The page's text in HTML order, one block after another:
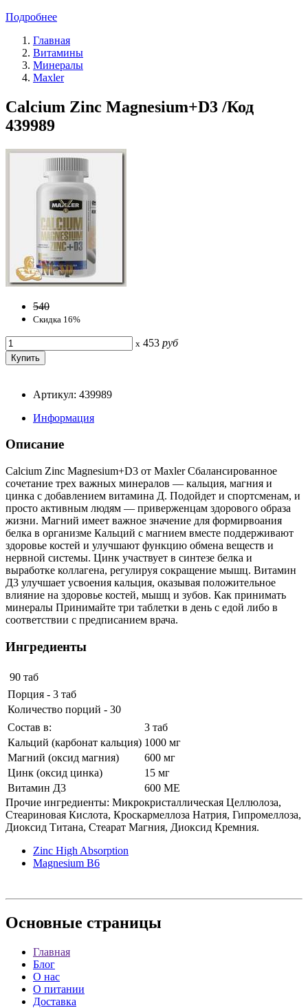
Подробнее
Главная
Витамины
Минералы
Maxler
Calcium Zinс Magnesium+D3 /Код
439989
540
Скидка 16%
x 453 руб
Артикул: 439989
Информация
Описание
Calcium Zinс Magnesium+D3 от Maxler Сбалансированное
сочетание трех важных минералов — кальция, магния и
цинка с добавлением витамина Д. Подойдет и спортсменам, и
просто активным людям — приверженцам здорового образа
жизни. Магний имеет важное значение для формирвоания
белка в организме Кальций с магнием вместе поддерживают
здоровье костей и улучшают функцию обмена веществ и
нервной системы. Цинк участвует в синтезе белка и
выработке коллагена, регулируя сокращение мышц. Витамин
Д3 улучшает усвоения кальция, оказывая положительное
влияние на здоровье костей, мышц и зубов. Как принимать
минералы Принимайте три таблетки в день с едой либо в
соответствии с предписанием врача.
Ингредиенты
90 таб
Порция - 3 таб
Количество порций - 30
Состав в:
3 таб
Кальций (карбонат кальция) 1000 мг
Магний (оксид магния)
600 мг
Цинк (оксид цинка)
15 мг
Витамин Д3
600 МЕ
Прочие ингредиенты: Микрокристаллическая Целлюлоза,
Стеариновая Кислота, Кроскармеллоза Натрия, Гипромеллоза,
Диоксид Титана, Стеарат Магния, Диоксид Кремния.
Zinc High Absorption
Magnesium B6
Основные страницы
Главная
Блог
О нас
О питании
Доставка